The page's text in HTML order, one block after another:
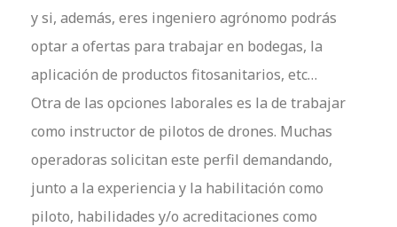
y si, además, eres ingeniero agrónomo podrás
optar a ofertas para trabajar en bodegas, la
aplicación de productos fitosanitarios, etc…
Otra de las opciones laborales es la de trabajar
como instructor de pilotos de drones. Muchas
operadoras solicitan este perfil demandando,
junto a la experiencia y la habilitación como
piloto, habilidades y/o acreditaciones como